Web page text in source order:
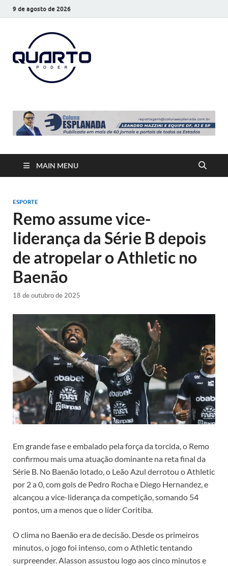
9 de agosto de 2026
MAIN MENU
ESPORTE
Remo assume vice-
liderança da Série B depois
de atropelar o Athletic no
Baenão
18 de outubro de 2025
Em grande fase e embalado pela força da torcida, o Remo
confirmou mais uma atuação dominante na reta final da
Série B. No Baenão lotado, o Leão Azul derrotou o Athletic
por 2 a 0, com gols de Pedro Rocha e Diego Hernandez, e
alcançou a vice-liderança da competição, somando 54
pontos, um a menos que o líder Coritiba.
O clima no Baenão era de decisão. Desde os primeiros
minutos, o jogo foi intenso, com o Athletic tentando
surpreender. Alasson assustou logo aos cinco minutos e